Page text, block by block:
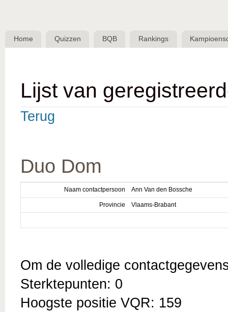
Belgische
QuizBond
Home Quizzen BQB Rankings
Lijst van
Terug
Duo Dom
Naam contactpersoon Ann Van den Bossche
Provincie Vlaams-Brabant
Om de volledige
Sterktepunten: 0
Hoogste positie VQR: 159